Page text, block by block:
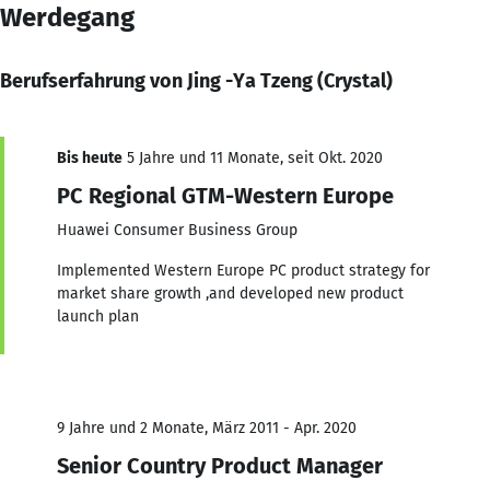
Werdegang
Berufserfahrung von Jing -Ya Tzeng (Crystal)
Bis heute 5 Jahre und 11 Monate, seit Okt. 2020
PC Regional GTM-Western Europe
Huawei Consumer Business Group
Implemented Western Europe PC product strategy for
market share growth ,and developed new product
launch plan
9 Jahre und 2 Monate, März 2011 - Apr. 2020
Senior Country Product Manager